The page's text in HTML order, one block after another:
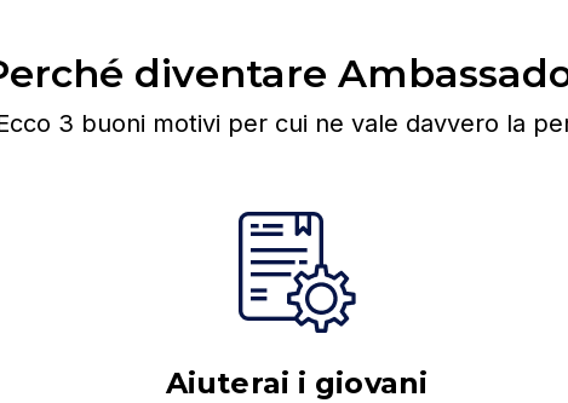
diventare
3 buoni motivi per cui ne vale davvero la
Aiuterai i giovani